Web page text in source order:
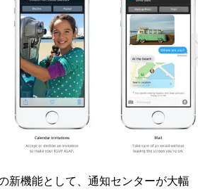
新機能として、通知センターが大幅